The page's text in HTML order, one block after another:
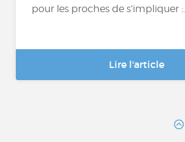
pour les proches de s’impliquer :...
Lire l'article